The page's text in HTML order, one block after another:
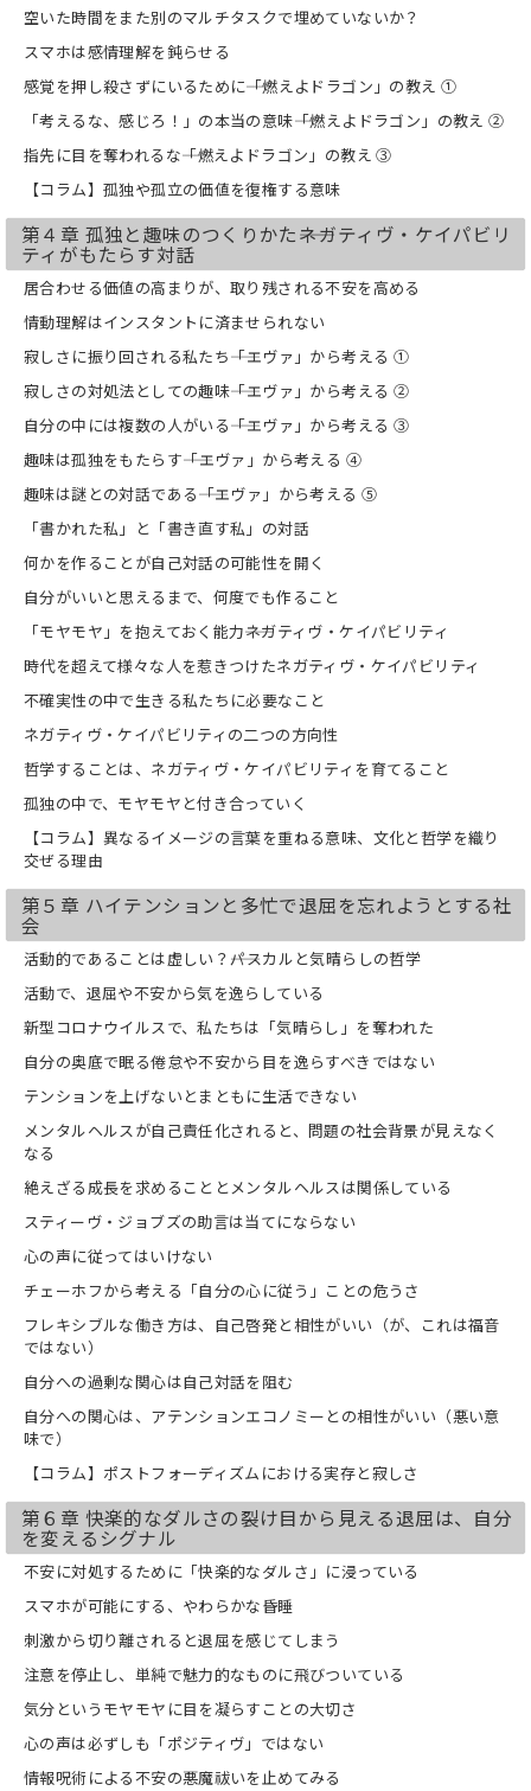
空いた時間をまた別のマルチタスクで埋めていないか？
スマホは感情理解を鈍らせる
感覚を押し殺さずにいるために――「燃えよドラゴン」の教え ①
「考えるな、感じろ！」の本当の意味――「燃えよドラゴン」の教え ②
指先に目を奪われるな――「燃えよドラゴン」の教え ③
【コラム】孤独や孤立の価値を復権する意味
第４章 孤独と趣味のつくりかた――ネガティヴ・ケイパビリ
ティがもたらす対話
居合わせる価値の高まりが、取り残される不安を高める
情動理解はインスタントに済ませられない
寂しさに振り回される私たち――「エヴァ」から考える ①
寂しさの対処法としての趣味――「エヴァ」から考える ②
自分の中には複数の人がいる――「エヴァ」から考える ③
趣味は孤独をもたらす――「エヴァ」から考える ④
趣味は謎との対話である――「エヴァ」から考える ⑤
「書かれた私」と「書き直す私」の対話
何かを作ることが自己対話の可能性を開く
自分がいいと思えるまで、何度でも作ること
「モヤモヤ」を抱えておく能力――ネガティヴ・ケイパビリティ
時代を超えて様々な人を惹きつけたネガティヴ・ケイパビリティ
不確実性の中で生きる私たちに必要なこと
ネガティヴ・ケイパビリティの二つの方向性
哲学することは、ネガティヴ・ケイパビリティを育てること
孤独の中で、モヤモヤと付き合っていく
【コラム】異なるイメージの言葉を重ねる意味、文化と哲学を織り
交ぜる理由
第５章 ハイテンションと多忙で退屈を忘れようとする社
会
活動的であることは虚しい？――パスカルと気晴らしの哲学
活動で、退屈や不安から気を逸らしている
新型コロナウイルスで、私たちは「気晴らし」を奪われた
自分の奥底で眠る倦怠や不安から目を逸らすべきではない
テンションを上げないとまともに生活できない
メンタルヘルスが自己責任化されると、問題の社会背景が見えなく
なる
絶えざる成長を求めることとメンタルヘルスは関係している
スティーヴ・ジョブズの助言は当てにならない
心の声に従ってはいけない
チェーホフから考える「自分の心に従う」ことの危うさ
フレキシブルな働き方は、自己啓発と相性がいい（が、これは福音
ではない）
自分への過剰な関心は自己対話を阻む
自分への関心は、アテンションエコノミーとの相性がいい（悪い意
味で）
【コラム】ポストフォーディズムにおける実存と寂しさ
第６章 快楽的なダルさの裂け目から見える退屈は、自分
を変えるシグナル
不安に対処するために「快楽的なダルさ」に浸っている
スマホが可能にする、やわらかな昏睡
刺激から切り離されると退屈を感じてしまう
注意を停止し、単純で魅力的なものに飛びついている
気分というモヤモヤに目を凝らすことの大切さ
心の声は必ずしも「ポジティヴ」ではない
情報呪術による不安の悪魔祓いを止めてみる